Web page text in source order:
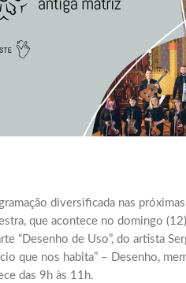
diversificada nas
que acontece no domingo
“Desenho de Uso”, do artista
que nos habita” – Desenho,
das 9h às 11h.